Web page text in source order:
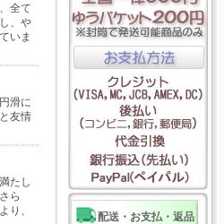
全て
、や
いま
滑に
友情
たし
ら
り、
配送・お支払・返品